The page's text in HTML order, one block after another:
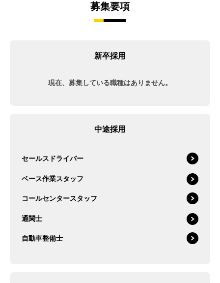
募集要項
新卒採用
現在、募集している職種はありません。
中途採用
セールスドライバー
ベース作業スタッフ
コールセンタースタッフ
通関士
自動車整備士